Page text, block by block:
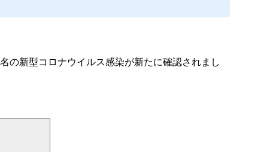
の新型コロナウイルス感染が新たに確認されまし